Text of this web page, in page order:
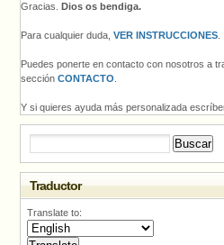
Gracias. Dios os bendiga.
Para cualquier duda, VER INSTRUCCIONES
Puedes ponerte en contacto con nosotros a
sección CONTACTO
Y si quieres ayuda más personalizada
Traductor
Translate to: